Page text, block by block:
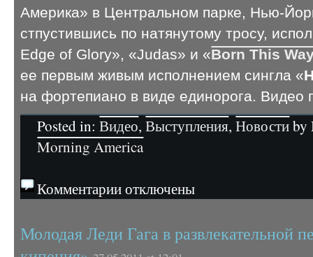
Америка» в Центральном парке, Нью-
стпустившись по натянутому тросу,
Edge of Glory», «Judas» и «Born This
ее первым живым исполнением сингла «
на фортепиано в виде единорога.
Posted in:Видео,Выступления,Новостиby
Morning America
Комментарии отключены
Молодая Леди Гага в развлекательной